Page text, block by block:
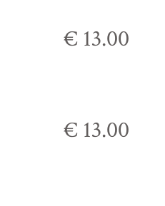
€ 13.00
€ 13.00